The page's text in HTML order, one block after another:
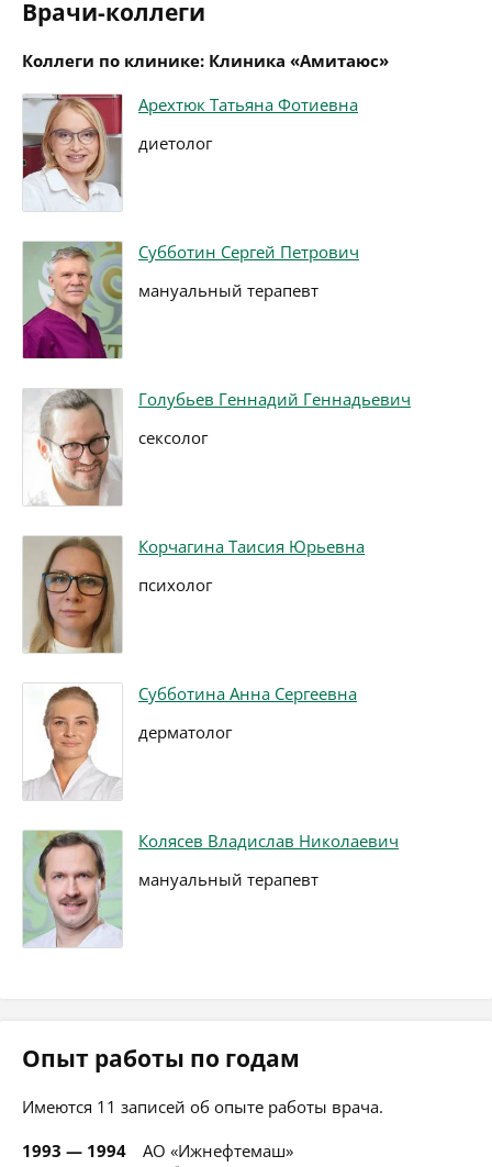
Врачи-коллеги
Коллеги по клинике: Клиника «Амитаюс»
Арехтюк Татьяна Фотиевна
диетолог
Субботин Сергей Петрович
мануальный терапевт
Голубьев Геннадий Геннадьевич
сексолог
Корчагина Таисия Юрьевна
психолог
Субботина Анна Сергеевна
дерматолог
Колясев Владислав Николаевич
мануальный терапевт
Опыт работы по годам
Имеются 11 записей об опыте работы врача.
1993 — 1994
АО «Ижнефтемаш»